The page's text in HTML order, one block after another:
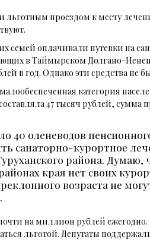
проездом к месту
семей оплачивали путевки на
в Таймырском Долгано-
в год. Однако эти средства не
категория
47 тысяч рублей,
40 оленеводов
санаторно-курортное
района. Думаю,
края нет своих
возраста не
на миллион рублей ежегодно.
льготой. Депутаты